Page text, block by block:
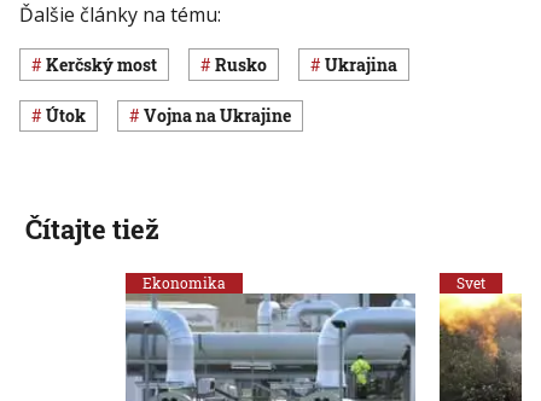
Ďalšie články na tému:
Kerčský most Rusko Ukrajina
útok vojna na Ukrajine
Čítajte tiež
Ekonomika Svet